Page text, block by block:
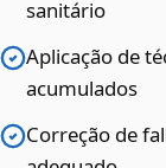
sanitário
Aplicação de
acumulados
Correção de